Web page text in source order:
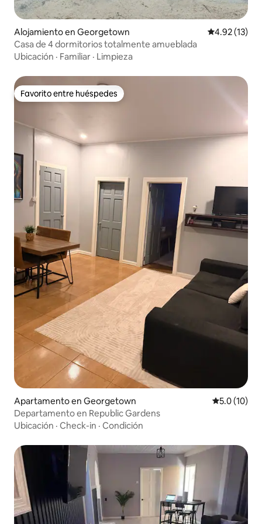
Alojamiento en Georgetown Calificación
4.92 (13)
Casa de 4 dormitorios totalmente amueblada
Ubicación · Familiar · Limpieza
Favorito entre huéspedes
Favorito entre huéspedes
Apartamento en Georgetown Calificación
5.0 (10)
Departamento en Republic Gardens
Ubicación · Check-in · Condición